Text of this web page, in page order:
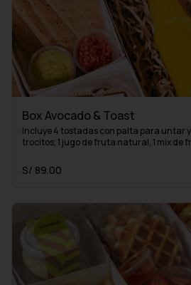
Box Avocado & Toast
Incluye 4 tostadas con palta para untar
trocitos; 1 jugo de fruta natural, 1 mix de
caliente y obtener un delicioso café
S/ 89.00